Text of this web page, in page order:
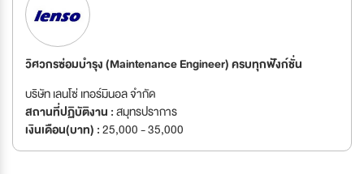
วิศวกรซ่อมบำรุง (Maintenance Engineer) ครบทุกฟังก์ชั่น
บริษัท เลนโซ่ เทอร์มินอล จำกัด
สถานที่ปฏิบัติงาน :สมุทรปราการ
เงินเดือน(บาท) :25,000 - 35,000